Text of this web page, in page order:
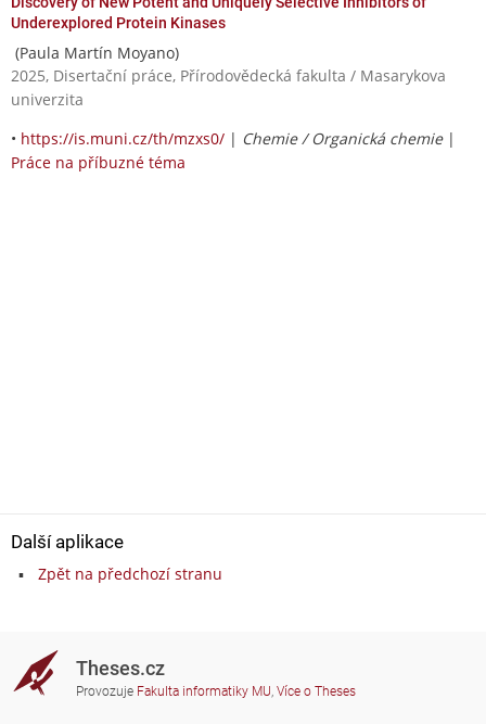
Underexplored Protein Kinases
(Paula Martín Moyano)
2025, Disertační práce, Přírodovědecká fakulta / Masarykova
univerzita
• https://is.muni.cz/th/mzxs0/ | Chemie / Organická chemie|
Práce na příbuzné téma
Další aplikace
Zpět na předchozí stranu
Theses.cz
Provozuje Fakulta informatiky MU, Více o Theses